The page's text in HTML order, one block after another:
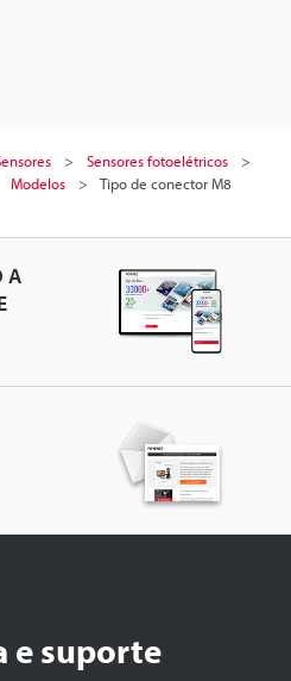
Sensores fotoelétricos
Modelos
Tipo de conector M8
A
e suporte